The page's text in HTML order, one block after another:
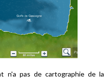
n'a pas de cartographie de la